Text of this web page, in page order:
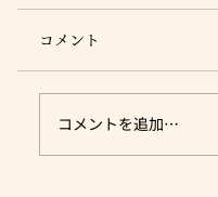
コメント
コメントを追加…